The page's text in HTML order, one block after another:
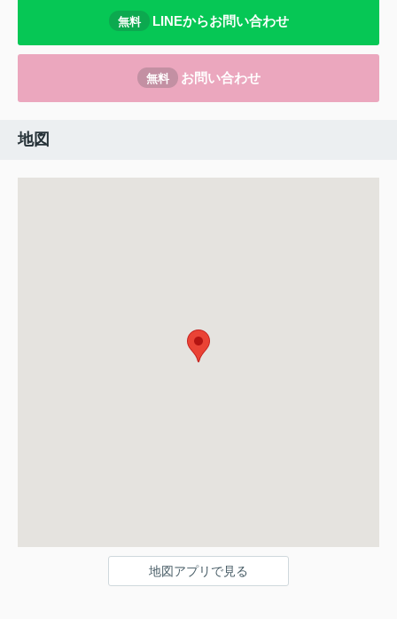
無料 LINEからお問い合わせ
無料 お問い合わせ
地図
地図アプリで見る